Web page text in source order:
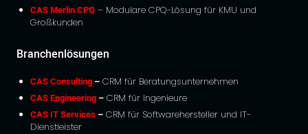
CAS Merlin CPQ – Modulare CPQ-Lösung für KMU und
Großkunden
Branchenlösungen
CAS Consulting – CRM für Beratungsunternehmen
CAS Engineering – CRM für Ingenieure
CAS IT Services – CRM für Softwarehersteller und IT-
Dienstleister